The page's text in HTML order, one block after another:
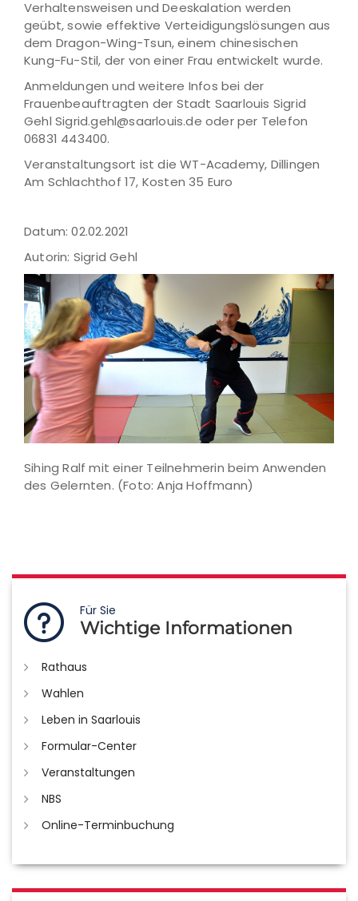
Verhaltensweisen und Deeskalation werden
geübt, sowie effektive Verteidigungslösungen aus
dem Dragon-Wing-Tsun, einem chinesischen
Kung-Fu-Stil, der von einer Frau entwickelt wurde.
Anmeldungen und weitere Infos bei der
Frauenbeauftragten der Stadt Saarlouis Sigrid
Gehl Sigrid.gehl@saarlouis.de oder per Telefon
06831 443400.
Veranstaltungsort ist die WT-Academy, Dillingen
Am Schlachthof 17, Kosten 35 Euro
Datum: 02.02.2021
Autorin: Sigrid Gehl
Sihing Ralf mit einer Teilnehmerin beim Anwenden
des Gelernten. (Foto: Anja Hoffmann)
Für Sie
Wichtige Informationen
Rathaus
Wahlen
Leben in Saarlouis
Formular-Center
Veranstaltungen
NBS
Online-Terminbuchung